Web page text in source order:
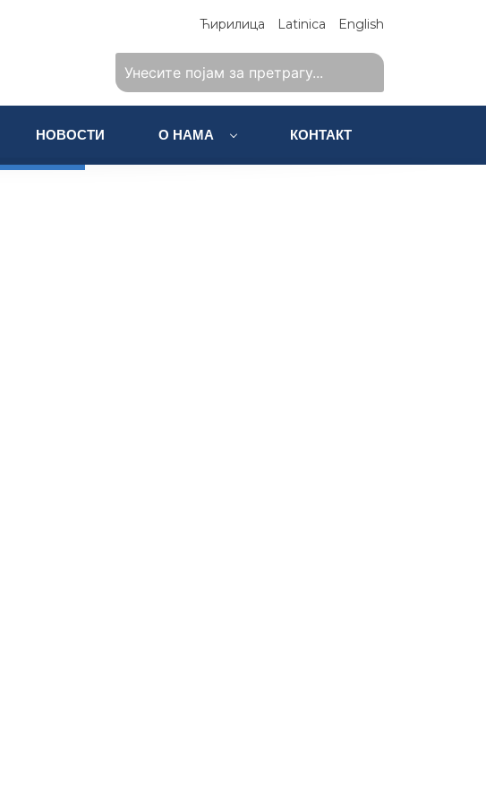
Ћирилица Latinica English
НОВОСТИ О НАМА КОНТАКТ